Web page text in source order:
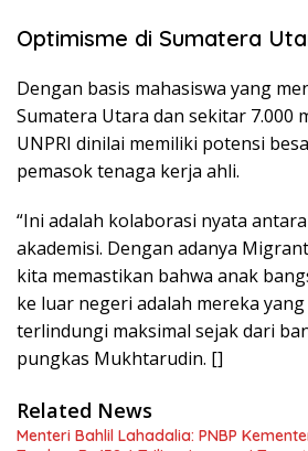
Optimisme di Sumatera
Dengan basis mahasiswa yang
Sumatera Utara dan sekitar 7.000
UNPRI dinilai memiliki potensi
pemasok tenaga kerja ahli.
“Ini adalah kolaborasi nyata
akademisi. Dengan adanya
kita memastikan bahwa anak
ke luar negeri adalah mereka
terlindungi maksimal sejak dari
pungkas Mukhtarudin. []
Related News
Menteri Bahlil Lahadalia: PNBP